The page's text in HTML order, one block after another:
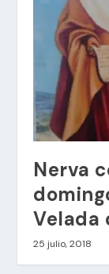
Nerva
Velada
25 julio, 2018